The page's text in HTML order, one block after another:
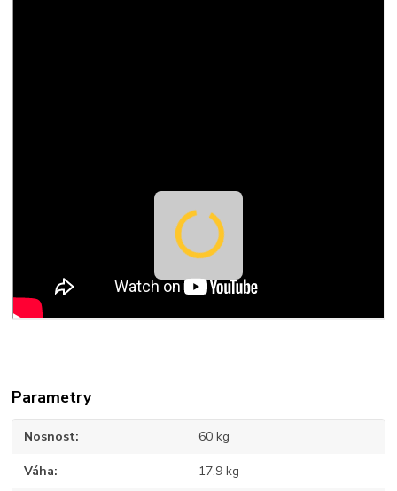
Parametry
Nosnost 60 kg
Váha 17,9 kg